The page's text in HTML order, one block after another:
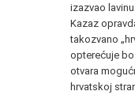
izazvao
Kazaz
takozvano
opterećuje
otvara
hrvatskoj